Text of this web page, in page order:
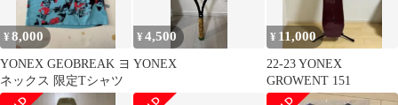
書付【予約 2026年11月
順次発送予定】
¥8,000
YONEX GEOBREAK ヨ
ネックス 限定Tシャツ
¥4,500
YONEX
¥ 11,000
22-23 YONEX
GROWENT 151